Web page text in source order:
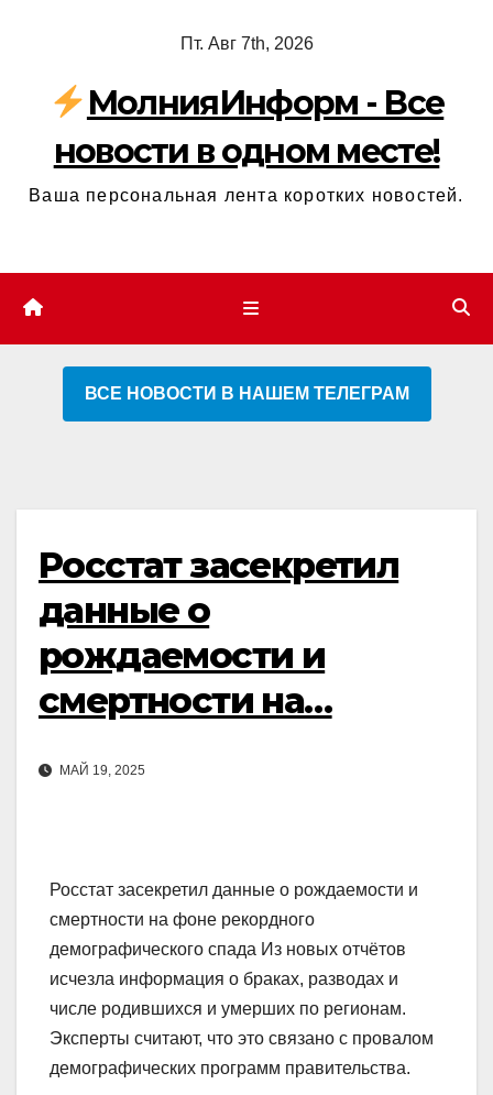
содержимому
Пт. Авг 7th, 2026
МолнияИнформ - Все
новости в одном месте!
Ваша персональная лента коротких новостей.
ВСЕ НОВОСТИ В НАШЕМ ТЕЛЕГРАМ
Росстат засекретил
данные о
рождаемости и
смертности на…
МАЙ 19, 2025
Росстат засекретил данные о рождаемости и
смертности на фоне рекордного
демографического спада Из новых отчётов
исчезла информация о браках, разводах и
числе родившихся и умерших по регионам.
Эксперты считают, что это связано с провалом
демографических программ правительства.